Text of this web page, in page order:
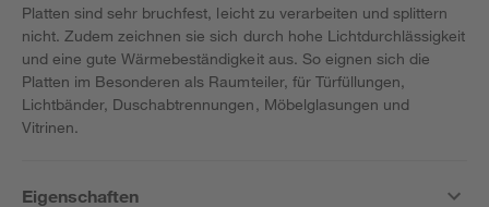
Platten sind sehr bruchfest, leicht zu verarbeiten und splittern
nicht. Zudem zeichnen sie sich durch hohe Lichtdurchlässigkeit
und eine gute Wärmebeständigkeit aus. So eignen sich die
Platten im Besonderen als Raumteiler, für Türfüllungen,
Lichtbänder, Duschabtrennungen, Möbelglasungen und
Vitrinen.
Eigenschaften